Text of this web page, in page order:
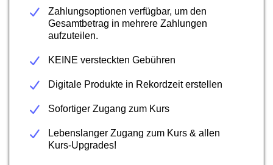
Zahlungsoptionen verfügbar, um den
Gesamtbetrag in mehrere Zahlungen
aufzuteilen.
KEINE versteckten Gebühren
Digitale Produkte in Rekordzeit erstellen
Sofortiger Zugang zum Kurs
Lebenslanger Zugang zum Kurs & allen
Kurs-Upgrades!